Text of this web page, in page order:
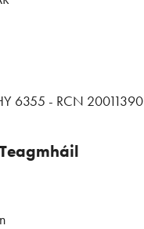
6355 - RCN 20011390